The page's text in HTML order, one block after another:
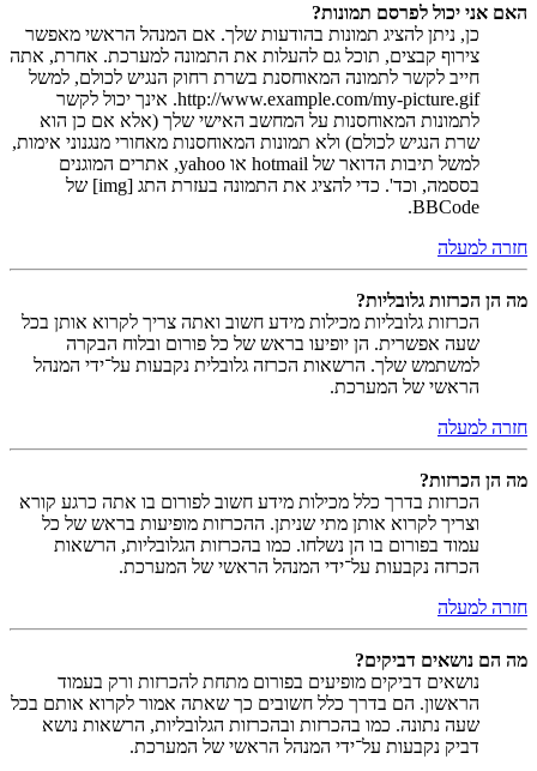
האם אני יכול לפרסם תמונות?
כן, ניתן להציג תמונות בהודעות שלך. אם המנהל הראשי מאפשר
צירוף קבצים, תוכל גם להעלות את התמונה למערכת. אחרת, אתה
חייב לקשר לתמונה המאוחסנת בשרת רחוק הנגיש לכולם, למשל
http://www.example.com/my-picture.gif. אינך יכול לקשר
לתמונות המאוחסנות על המחשב האישי שלך (אלא אם כן הוא
שרת הנגיש לכולם) ולא תמונות המאוחסנות מאחורי מנגנוני אימות,
למשל תיבות הדואר של hotmail או yahoo, אתרים המוגנים
בססמה, וכד'. כדי להציג את התמונה בעזרת התג [img] של
BBCode.
חזרה למעלה
מה הן הכרזות גלובליות?
הכרזות גלובליות מכילות מידע חשוב ואתה צריך לקרוא אותן בכל
שעה אפשרית. הן יופיעו בראש של כל פורום ובלוח הבקרה
למשתמש שלך. הרשאות הכרזה גלובלית נקבעות על־ידי המנהל
הראשי של המערכת.
חזרה למעלה
מה הן הכרזות?
הכרזות בדרך כלל מכילות מידע חשוב לפורום בו אתה כרגע קורא
וצריך לקרוא אותן מתי שניתן. ההכרזות מופיעות בראש של כל
עמוד בפורום בו הן נשלחו. כמו בהכרזות הגלובליות, הרשאות
הכרזה נקבעות על־ידי המנהל הראשי של המערכת.
חזרה למעלה
מה הם נושאים דביקים?
נושאים דביקים מופיעים בפורום מתחת להכרזות ורק בעמוד
הראשון. הם בדרך כלל חשובים כך שאתה אמור לקרוא אותם בכל
שעה נתונה. כמו בהכרזות ובהכרזות הגלובליות, הרשאות נושא
דביק נקבעות על־ידי המנהל הראשי של המערכת.